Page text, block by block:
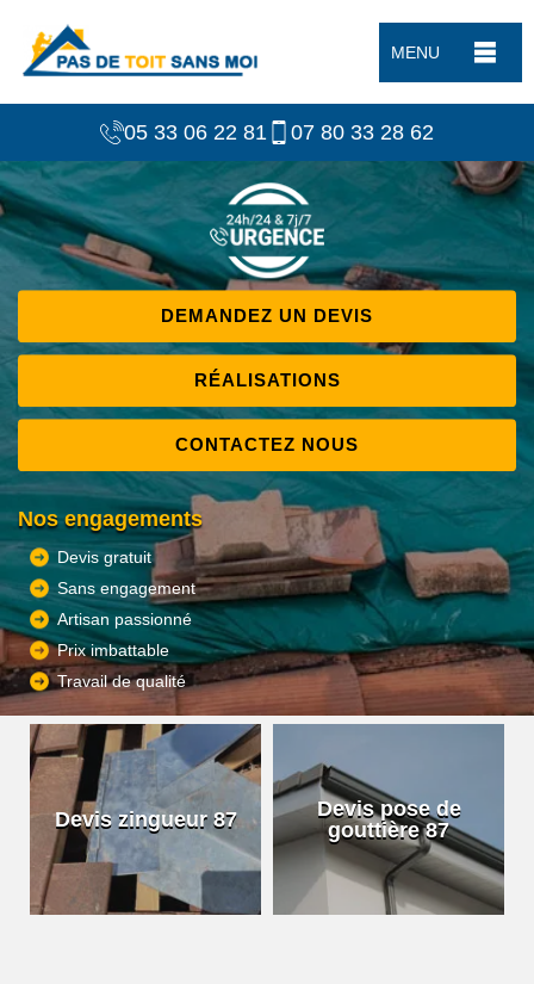
MENU
05 33 06 22 81 07 80 33 28 62
DEMANDEZ UN DEVIS
RÉALISATIONS
CONTACTEZ NOUS
Nos engagements
Devis gratuit
Sans engagement
Artisan passionné
Prix imbattable
Travail de qualité
Devis zingueur 87
Devis pose de
gouttière 87